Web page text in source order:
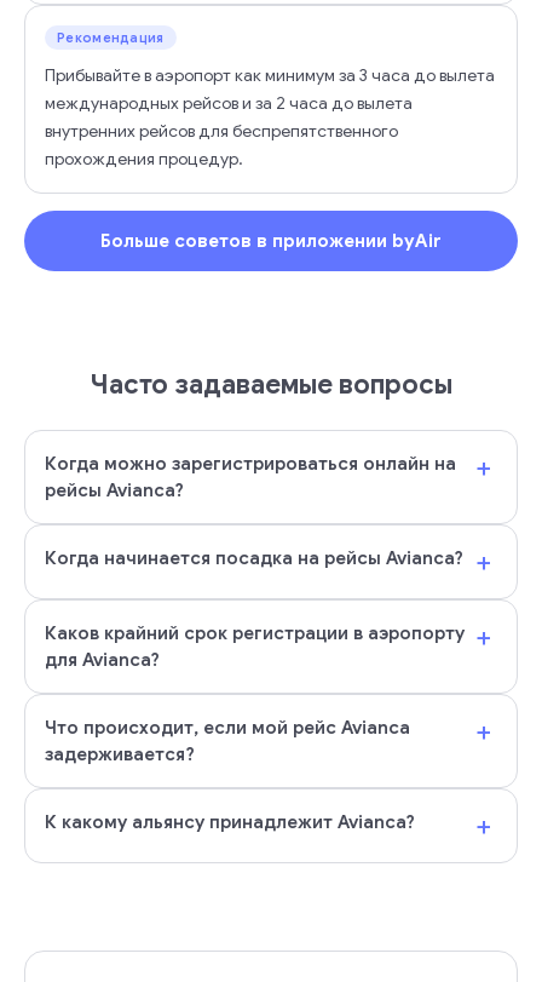
Рекомендация
Прибывайте в аэропорт как минимум за 3 часа до вылета
международных рейсов и за 2 часа до вылета
внутренних рейсов для беспрепятственного
прохождения процедур.
Больше советов в приложении byAir
Часто задаваемые вопросы
Когда можно зарегистрироваться онлайн на
рейсы Avianca?
+
Когда начинается посадка на рейсы Avianca? +
Каков крайний срок регистрации в аэропорту
для Avianca?
+
Что происходит, если мой рейс Avianca
задерживается?
+
К какому альянсу принадлежит Avianca? +